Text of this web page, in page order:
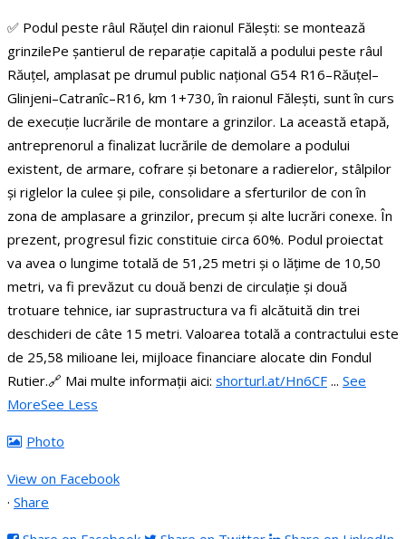
✅ Podul peste râul Răuțel din raionul Fălești: se montează
grinzilePe șantierul de reparație capitală a podului peste râul
Răuțel, amplasat pe drumul public național G54 R16–Răuțel–
Glinjeni–Catranîc–R16, km 1+730, în raionul Fălești, sunt în curs
de execuție lucrările de montare a grinzilor. La această etapă,
antreprenorul a finalizat lucrările de demolare a podului
existent, de armare, cofrare și betonare a radierelor, stâlpilor
și riglelor la culee și pile, consolidare a sferturilor de con în
zona de amplasare a grinzilor, precum și alte lucrări conexe. În
prezent, progresul fizic constituie circa 60%. Podul proiectat
va avea o lungime totală de 51,25 metri și o lățime de 10,50
metri, va fi prevăzut cu două benzi de circulație și două
trotuare tehnice, iar suprastructura va fi alcătuită din trei
deschideri de câte 15 metri. Valoarea totală a contractului este
de 25,58 milioane lei, mijloace financiare alocate din Fondul
Rutier.🔗 Mai multe informații aici: shorturl.at/Hn6CF ... See
MoreSee Less
Photo
View on Facebook
· Share